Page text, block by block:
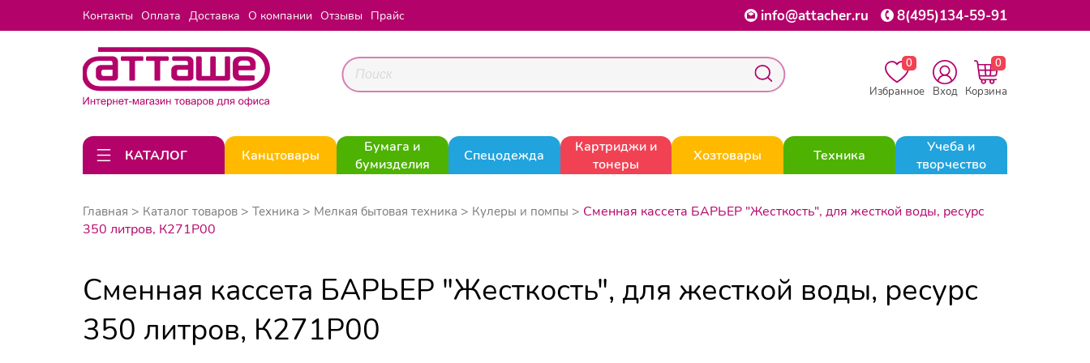
Контакты Оплата Доставка О компании Отзывы Прайс info@attacher.ru 8(495)134-59-91
0
Избранное
Вход
0
Корзина
КАТАЛОГ Канцтовары
Бумага и
бумизделия
Спецодежда
Картриджи и
тонеры
Хозтовары Техника
Учеба и
творчество
Главная Каталог товаров Техника Мелкая бытовая техника Кулеры и помпы
Сменная кассета БАРЬЕР "Жесткость", для жесткой воды, ресурс
350 литров, К271Р00
Сменная кассета БАРЬЕР "Жесткость", для жесткой воды, ресурс
350 литров, К271Р00